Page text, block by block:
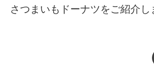
さつまいもドーナツをご紹介し